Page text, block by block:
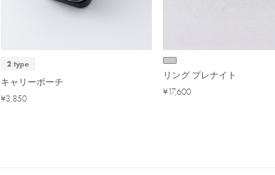
2 type
キャリーポーチ
¥3,850
リング プレナイト
¥17,600